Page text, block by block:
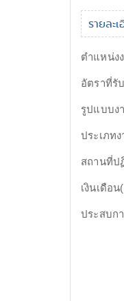
รายละ
ตำแหน่ง
อัตราที่รั
รูปแบบง
ประเภท
สถานที่ป
เงินเดือ
ประสบก